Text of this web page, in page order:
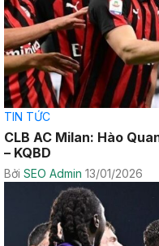
TIN TỨC
CLB AC Milan: Hào
– KQBD
Bởi SEO Admin 13/01/2026